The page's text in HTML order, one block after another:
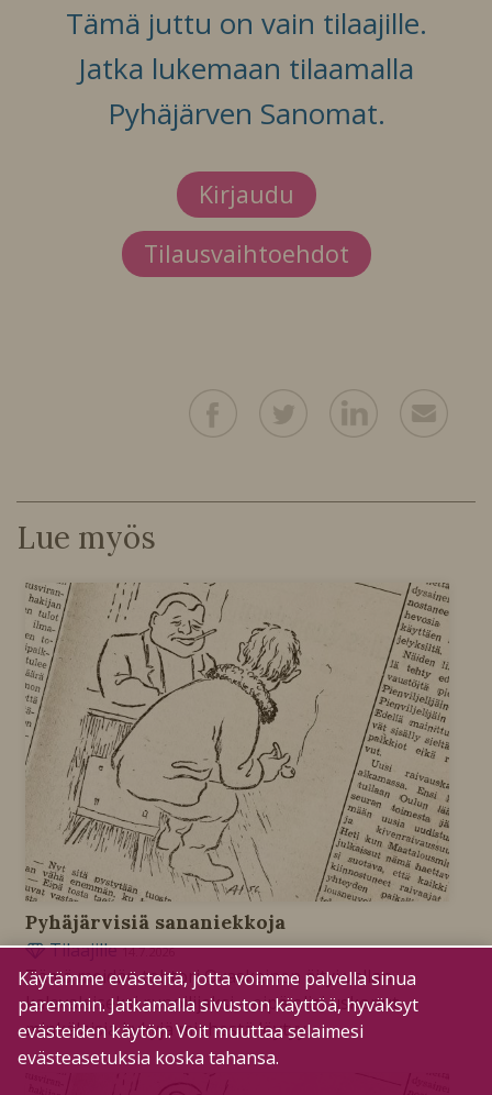
Tämä juttu on vain tilaajille.
Jatka lukemaan tilaamalla
Pyhäjärven Sanomat.
Kirjaudu
Tilausvaihtoehdot
Lue myös
Pyhäjärvisiä sananiekkoja
Tilaajille 14.7.2026
Tämä meidän tohtori Ovaskainen äityi vallan
kalevalaiseksi runoilijaksi – eipä olisi uskonut
minkälaisia kykyjä miehestä löytyy.
Käytämme evästeitä, jotta voimme palvella sinua
paremmin. Jatkamalla sivuston käyttöä, hyväksyt
evästeiden käytön. Voit muuttaa selaimesi
evästeasetuksia koska tahansa.